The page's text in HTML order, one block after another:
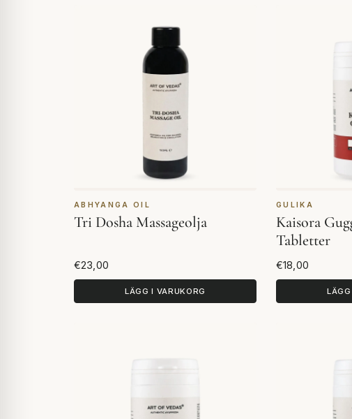
ABHYANGA OIL
Tri Dosha Massageolja
€23,00
LÄGG I VARUKORG
GULIKA
Kaisora
Tabletter
€18,00